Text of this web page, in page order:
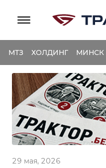
МТЗ ХОЛДИНГ МИНСК
29 мая, 2026